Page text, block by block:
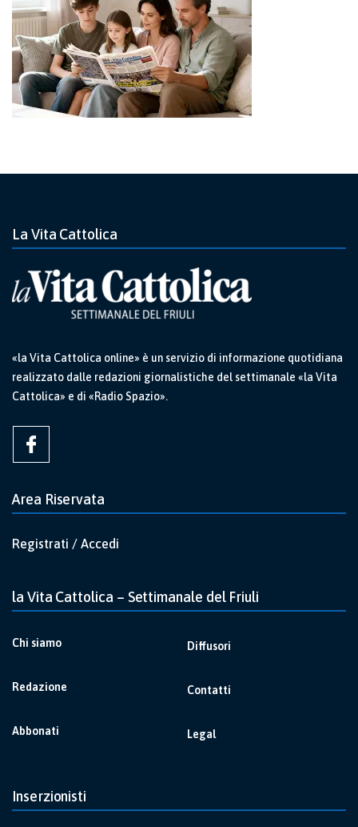
La Vita Cattolica
«la Vita Cattolica online» è un servizio di informazione quotidiana
realizzato dalle redazioni giornalistiche del settimanale «la Vita
Cattolica» e di «Radio Spazio».
Area Riservata
Registrati / Accedi
la Vita Cattolica – Settimanale del Friuli
Chi siamo
Redazione
Abbonati
Diffusori
Contatti
Legal
Inserzionisti